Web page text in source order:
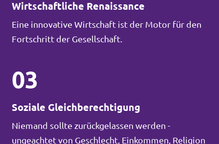
Wirtschaftliche Renaissance
Eine innovative Wirtschaft ist der Motor für den
Fortschritt der Gesellschaft.
03
Soziale Gleichberechtigung
Niemand sollte zurückgelassen werden -
ungeachtet von Geschlecht, Einkommen, Religion